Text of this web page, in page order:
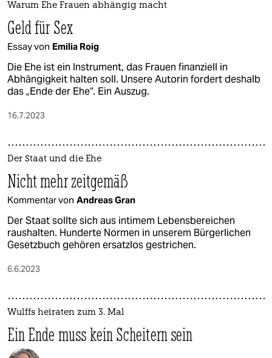
Warum Ehe Frauen abhängig macht
Geld für Sex
Essay von Emilia Roig
Die Ehe ist ein Instrument, das Frauen finanziell in
Abhängigkeit halten soll. Unsere Autorin fordert deshalb
das „Ende der Ehe“. Ein Auszug.
16.7.2023
Der Staat und die Ehe
Nicht mehr zeitgemäß
Kommentar von Andreas Gran
Der Staat sollte sich aus intimem Lebensbereichen
raushalten. Hunderte Normen in unserem Bürgerlichen
Gesetzbuch gehören ersatzlos gestrichen.
6.6.2023
Wulffs heiraten zum 3. Mal
Ein Ende muss kein Scheitern sein